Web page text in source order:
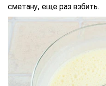
сметану, еще раз взбить.